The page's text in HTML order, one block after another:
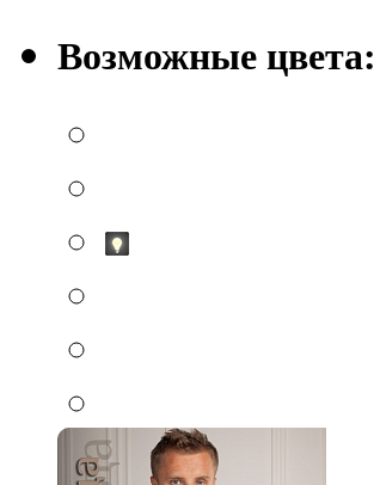
Возможные цвета: